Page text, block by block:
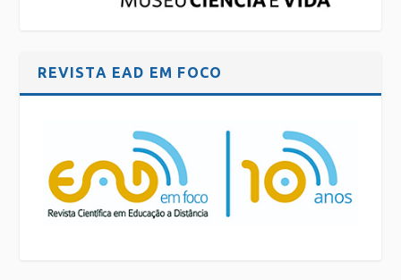
REVISTA EAD EM FOCO